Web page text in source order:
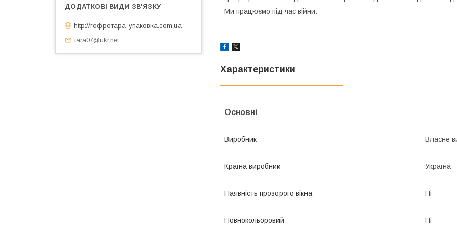
Ми працюємо під час війни.
Характеристики
Основні
Виробник Власне
Країна виробник Україна
Наявність прозорого вікна Ні
Повнокольоровий Ні
http://гофротара-упаковка.com.ua
tara07@ukr.net